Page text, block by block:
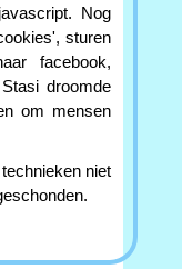
Nog
sturen
facebook,
droomde
om mensen
niet